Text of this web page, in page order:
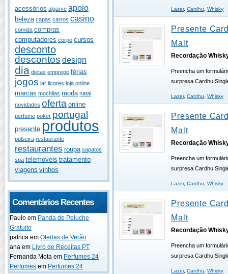
acessórios algarve apoio
beleza capas carros casino
comida compras
computadores corpo cursos
desconto
descontos design
dia dietas emprego férias
jogos lar licores loja online
marcas mochilas moda natal
novidades oferta online
perfume poker portugal
presente produtos
pulseira restaurante
restaurantes roupa sapatos
spa telemoveis tratamento
viagens vinhos
Comentários Recentes
Paulo em Panda de Peluche
Gratuito
patrica em Ofertas de Verão
ana em Livro de Receitas PT
Fernanda Mota em Perfumes 24
Perfumes em Perfumes 24
Lazer,Cardhu ,Whisky
Presente
Malt
Recordação
Preencha um
surpresa Cardhu
Lazer,Cardhu ,Whisky
Presente
Malt
Recordação
Preencha um
surpresa Cardhu
Lazer,Cardhu ,Whisky
Presente
Malt
Recordação
Preencha um
surpresa Cardhu
Lazer,Cardhu ,Whisky